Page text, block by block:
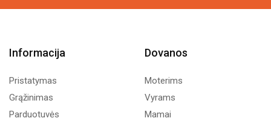
Informacija
Pristatymas
Grąžinimas
Parduotuvės
Dovanos
Moterims
Vyrams
Mamai